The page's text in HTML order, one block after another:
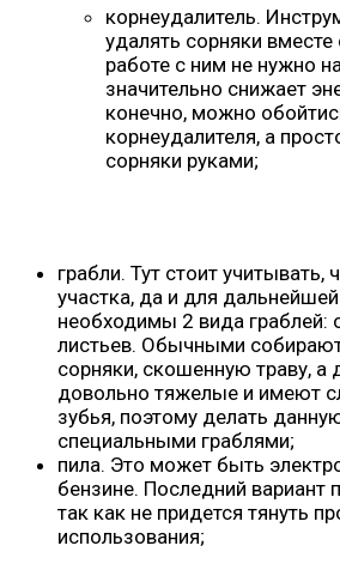
корнеудалитель.
удалять сорняки
работе с ним не нужно
значительно снижает
конечно, можно
корнеудалителя, а
сорняки руками;
грабли. Тут стоит учитывать,
участка, да и для
необходимы 2 вида граблей:
листьев. Обычными
сорняки, скошенную траву, а
довольно тяжелые и имеют
зубья, поэтому делать
специальными граблями;
пила. Это может быть
бензине. Последний вариант
так как не придется тянуть
использования;